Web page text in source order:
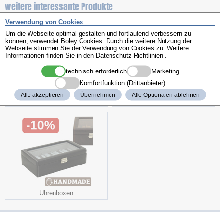
weitere interessante Produkte
Beizgerät Polierscheiben
Uhrenboxen
Verwendung von Cookies
Um die Webseite optimal gestalten und fortlaufend verbessern zu
können, verwendet Boley Cookies. Durch die weitere Nutzung der
Webseite stimmen Sie der Verwendung von Cookies zu. Weitere
Informationen finden Sie in den Datenschutz-Richtlinien
technisch erforderlich
Marketing
Komfortfunktion (Drittanbieter)
Alle akzeptieren Übernehmen Alle Optionalen ablehnen